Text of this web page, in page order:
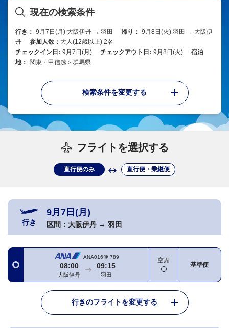
現在の検索条件
行き： 9月7日(月) 大阪伊丹 → 羽田 帰り： 9月8日(火) 羽田 → 大阪伊
丹
参加人数： 大人(12歳以上) 2名
チェックイン日: 9月7日(月) チェックアウト日: 9月8日(火)
宿泊
地：
関東・甲信越＞群馬県
検索条件を変更する
フライトを選択する
直行便のみ 直行便・乗継便
行き
9月7日(月)
区間： 大阪伊丹 → 羽田
ANA016便 789
08:00
大阪伊丹
09:15
羽田
空席
基準便
行きのフライトを変更する